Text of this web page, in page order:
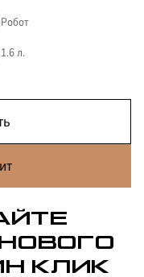
Робот
1.6л.
КЛИК